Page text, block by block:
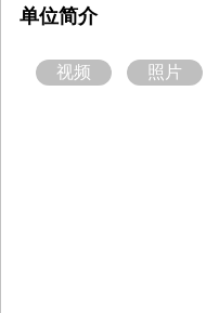
单位简介
视频 照片